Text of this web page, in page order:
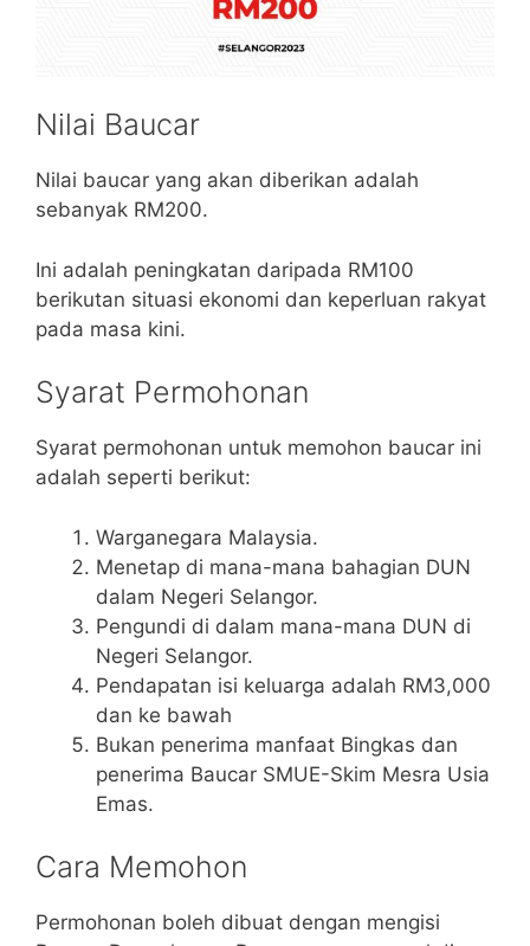
Nilai Baucar
Nilai baucar yang akan diberikan adalah
sebanyak RM200.
Ini adalah peningkatan daripada RM100
berikutan situasi ekonomi dan keperluan rakyat
pada masa kini.
Syarat Permohonan
Syarat permohonan untuk memohon baucar ini
adalah seperti berikut:
Warganegara Malaysia.
Menetap di mana-mana bahagian DUN
dalam Negeri Selangor.
Pengundi di dalam mana-mana DUN di
Negeri Selangor.
Pendapatan isi keluarga adalah RM3,000
dan ke bawah
Bukan penerima manfaat Bingkas dan
penerima Baucar SMUE-Skim Mesra Usia
Emas.
Cara Memohon
Permohonan boleh dibuat dengan mengisi